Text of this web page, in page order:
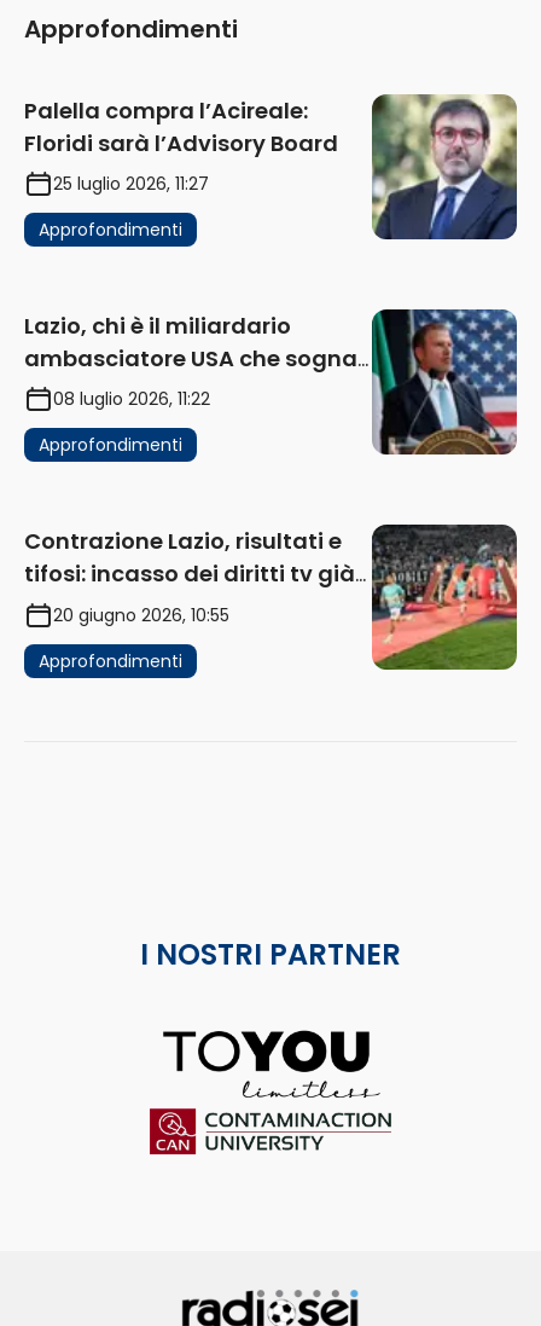
Approfondimenti
Palella compra l’Acireale:
Floridi sarà l’Advisory Board
25 luglio 2026, 11:27
Approfondimenti
Lazio, chi è il miliardario
ambasciatore USA che sogna
di acquistare un club in Italia
08 luglio 2026, 11:22
Approfondimenti
Contrazione Lazio, risultati e
tifosi: incasso dei diritti tv già
in flessione
20 giugno 2026, 10:55
Approfondimenti
I NOSTRI PARTNER
ToYou